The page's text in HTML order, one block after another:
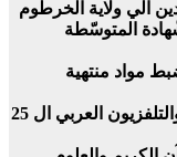
الي ولاية الخرطوم
المتوسّطة
مواد منتهية
السودان يشارك في إفتتاح مهرجان الاذاعة والتلفزيون العربي ال 25